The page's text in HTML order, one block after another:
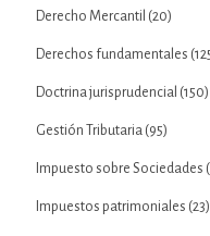
Derecho Mercantil (20)
Derechos fundamentales
Doctrina jurisprudencial (150)
Gestión Tributaria (95)
Impuesto sobre Sociedades
Impuestos patrimoniales (23)